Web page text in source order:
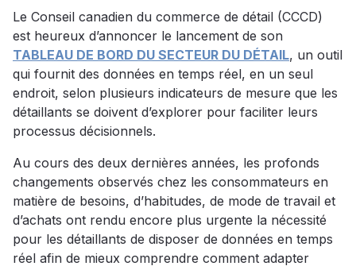
Le Conseil canadien du commerce de détail (CCCD)
est heureux d’annoncer le lancement de son
TABLEAU DE BORD DU SECTEUR DU DÉTAIL, un outil
qui fournit des données en temps réel, en un seul
endroit, selon plusieurs indicateurs de mesure que les
détaillants se doivent d’explorer pour faciliter leurs
processus décisionnels.
Au cours des deux dernières années, les profonds
changements observés chez les consommateurs en
matière de besoins, d’habitudes, de mode de travail et
d’achats ont rendu encore plus urgente la nécessité
pour les détaillants de disposer de données en temps
réel afin de mieux comprendre comment adapter